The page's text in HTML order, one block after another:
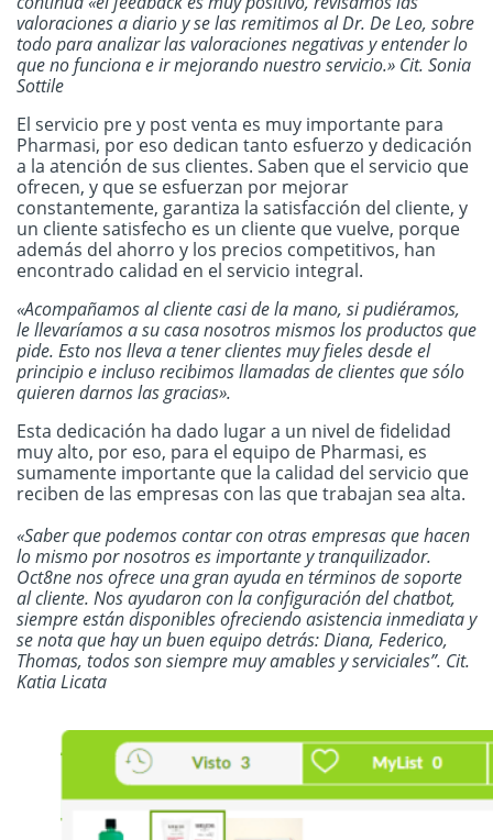
valoraciones a diario y se las remitimos al Dr. De Leo, sobre
todo para analizar las valoraciones negativas y entender lo
que no funciona e ir mejorando nuestro servicio.» Cit. Sonia
Sottile
El servicio pre y post venta es muy importante para
Pharmasi, por eso dedican tanto esfuerzo y dedicación
a la atención de sus clientes. Saben que el servicio que
ofrecen, y que se esfuerzan por mejorar
constantemente, garantiza la satisfacción del cliente, y
un cliente satisfecho es un cliente que vuelve, porque
además del ahorro y los precios competitivos, han
encontrado calidad en el servicio integral.
«Acompañamos al cliente casi de la mano, si pudiéramos,
le llevaríamos a su casa nosotros mismos los productos que
pide. Esto nos lleva a tener clientes muy fieles desde el
principio e incluso recibimos llamadas de clientes que sólo
quieren darnos las gracias».
Esta dedicación ha dado lugar a un nivel de fidelidad
muy alto, por eso, para el equipo de Pharmasi, es
sumamente importante que la calidad del servicio que
reciben de las empresas con las que trabajan sea alta.
«Saber que podemos contar con otras empresas que hacen
lo mismo por nosotros es importante y tranquilizador.
Oct8ne nos ofrece una gran ayuda en términos de soporte
al cliente. Nos ayudaron con la configuración del chatbot,
siempre están disponibles ofreciendo asistencia inmediata y
se nota que hay un buen equipo detrás: Diana, Federico,
Thomas, todos son siempre muy amables y serviciales”. Cit.
Katia Licata